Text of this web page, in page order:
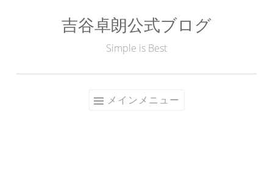
吉谷卓朗公式ブログ
Simple is Best
メインメニュー